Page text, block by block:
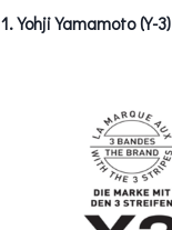
Yohji Yamamoto (Y-3)